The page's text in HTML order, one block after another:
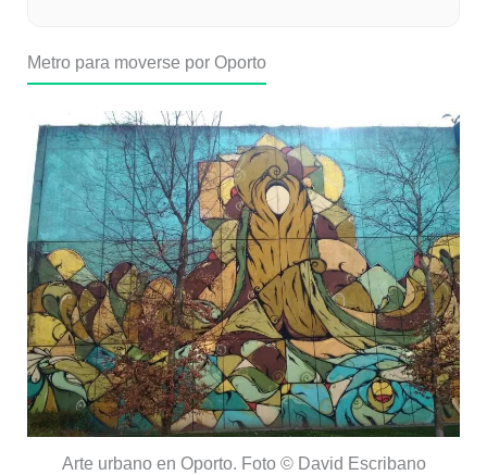
Metro para moverse por Oporto
Arte urbano en Oporto. Foto © David Escribano